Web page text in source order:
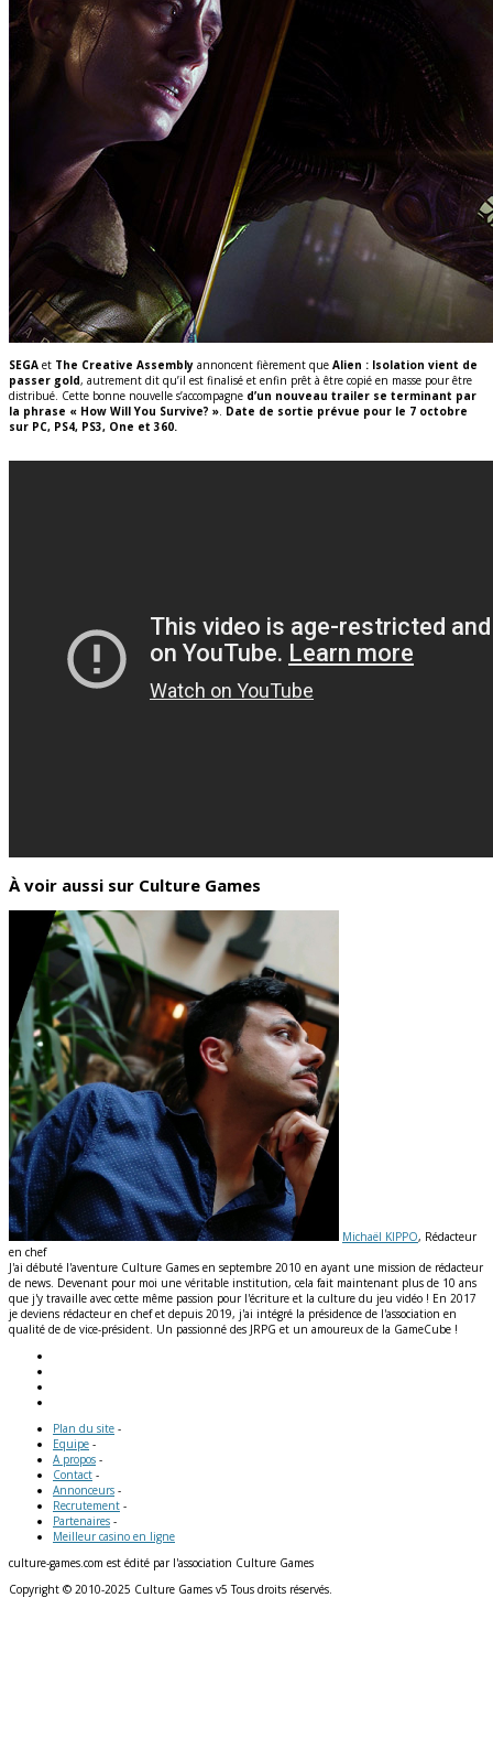
SEGA et The Creative Assembly annoncent fièrement que Alien : Isolation vient de
passer gold, autrement dit qu’il est finalisé et enfin prêt à être copié en masse pour être
distribué. Cette bonne nouvelle s’accompagne d’un nouveau trailer se terminant par
la phrase « How Will You Survive? ». Date de sortie prévue pour le 7 octobre
sur PC, PS4, PS3, One et 360.
À voir aussi sur Culture Games
Michaël KIPPO, Rédacteur
en chef
J'ai débuté l'aventure Culture Games en septembre 2010 en ayant une mission de rédacteur
de news. Devenant pour moi une véritable institution, cela fait maintenant plus de 10 ans
que j'y travaille avec cette même passion pour l'écriture et la culture du jeu vidéo ! En 2017
je deviens rédacteur en chef et depuis 2019, j'ai intégré la présidence de l'association en
qualité de de vice-président. Un passionné des JRPG et un amoureux de la GameCube !
Plan du site -
Equipe -
A propos -
Contact -
Annonceurs -
Recrutement -
Partenaires -
Meilleur casino en ligne
culture-games.com est édité par l'association Culture Games
Copyright © 2010-2025 Culture Games v5 Tous droits réservés.